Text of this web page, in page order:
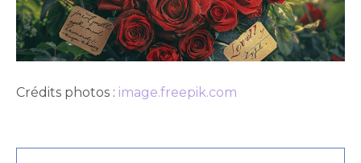
Crédits photos : image.freepik.com